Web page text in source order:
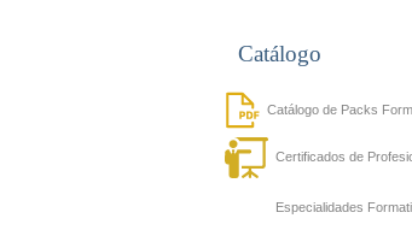
Catálogo
Catálogo de Packs
Certificados de
Especialidades